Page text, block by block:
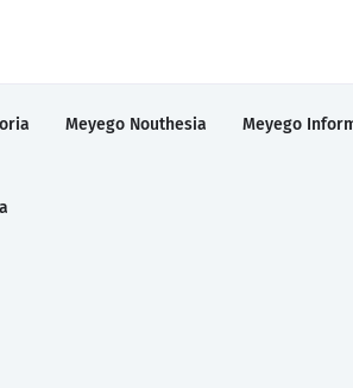
Meyego Nouthesia Meyego